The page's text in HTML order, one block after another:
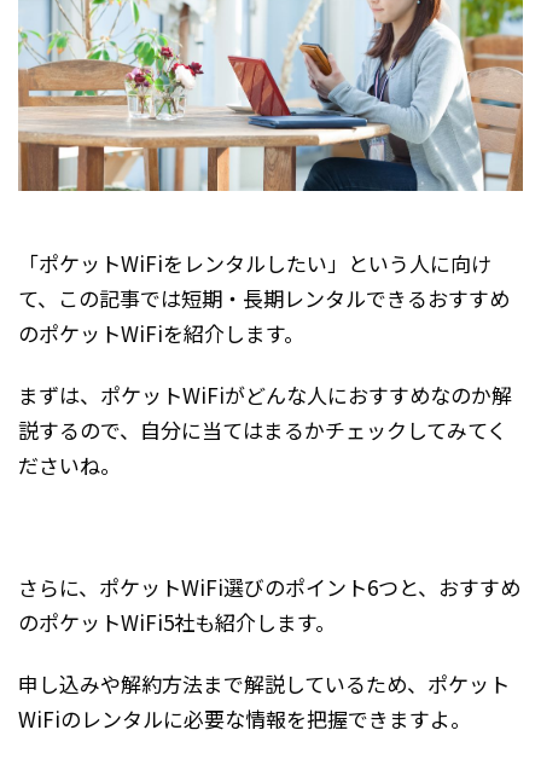
「ポケットWiFiをレンタルしたい」という人に向け
て、この記事では短期・長期レンタルできるおすすめ
のポケットWiFiを紹介します。
まずは、ポケットWiFiがどんな人におすすめなのか解
説するので、自分に当てはまるかチェックしてみてく
ださいね。
さらに、ポケットWiFi選びのポイント6つと、おすすめ
のポケットWiFi5社も紹介します。
申し込みや解約方法まで解説しているため、ポケット
WiFiのレンタルに必要な情報を把握できますよ。